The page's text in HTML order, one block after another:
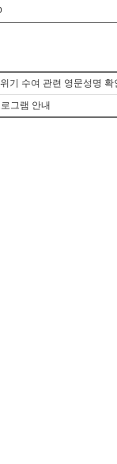
기 수여 관련 영문성명 확
그램 안내